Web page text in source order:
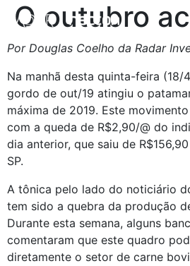
O outubro
Por Douglas Coelho da Radar
Na manhã desta quinta-feira
gordo de out/19 atingiu o
máxima de 2019. Este
com a queda de R$2,90/@ do
dia anterior, que saiu de
SP.
A tônica pelo lado do noticiário
tem sido a quebra da produção
Durante esta semana, alguns
comentaram que este quadro
diretamente o setor de carne